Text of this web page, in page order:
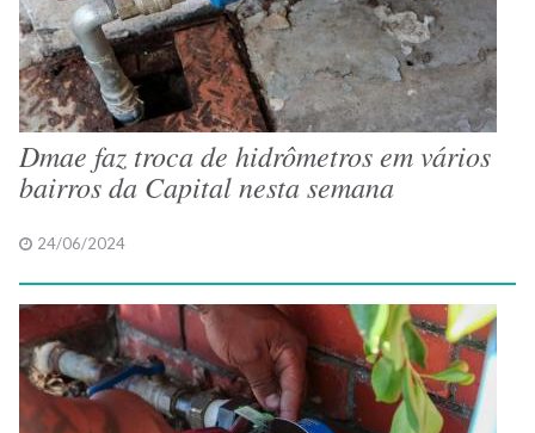
Dmae faz troca de hidrômetros em vários
bairros da Capital nesta semana
24/06/2024